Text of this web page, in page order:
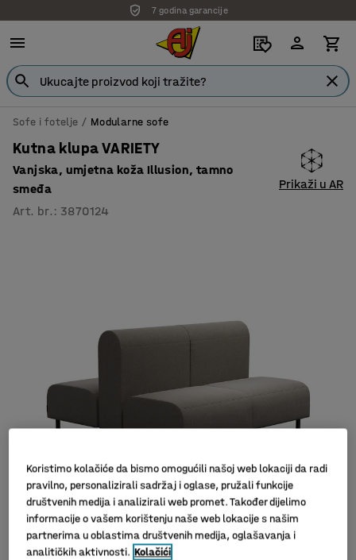
7 godina garancije
Sofe i fotelje Modularne sofe
Kutna klupa VARIETY
Vanjska, umjetna koža Illusion, tamno
smeđa
Art. br. : 3870124
Prikaži u AR
Slični proizvodi
Koristimo kolačiće da bismo omogućili našoj web lokaciji da radi
pravilno, personalizirali sadržaj i oglase, pružali funkcije
društvenih medija i analizirali web promet. Također dijelimo
informacije o vašem korištenju naše web lokacije s našim
partnerima u oblastima društvenih medija, oglašavanja i
analitičkih aktivnosti. Kolačići